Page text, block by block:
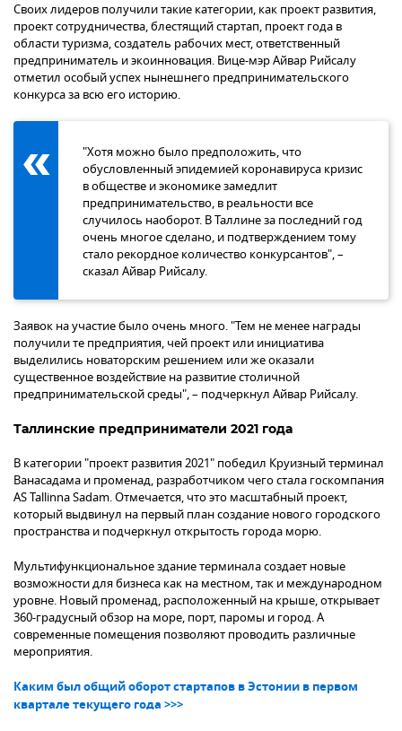
Своих лидеров получили такие категории, как проект развития,
проект сотрудничества, блестящий стартап, проект года в
области туризма, создатель рабочих мест, ответственный
предприниматель и экоинновация. Вице-мэр Айвар Рийсалу
отметил особый успех нынешнего предпринимательского
конкурса за всю его историю.
"Хотя можно было предположить, что
обусловленный эпидемией коронавируса кризис
в обществе и экономике замедлит
предпринимательство, в реальности все
случилось наоборот. В Таллине за последний год
очень многое сделано, и подтверждением тому
стало рекордное количество конкурсантов", –
сказал Айвар Рийсалу.
Заявок на участие было очень много. "Тем не менее награды
получили те предприятия, чей проект или инициатива
выделились новаторским решением или же оказали
существенное воздействие на развитие столичной
предпринимательской среды", – подчеркнул Айвар Рийсалу.
Таллинские предприниматели 2021 года
В категории "проект развития 2021" победил Круизный терминал
Ванасадама и променад, разработчиком чего стала госкомпания
AS Tallinna Sadam. Отмечается, что это масштабный проект,
который выдвинул на первый план создание нового городского
пространства и подчеркнул открытость города морю.
Мультифункциональное здание терминала создает новые
возможности для бизнеса как на местном, так и международном
уровне. Новый променад, расположенный на крыше, открывает
360-градусный обзор на море, порт, паромы и город. А
современные помещения позволяют проводить различные
мероприятия.
Каким был общий оборот стартапов в Эстонии в первом
квартале текущего года >>>